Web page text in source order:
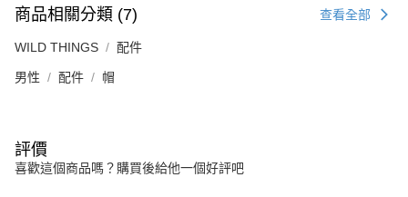
商品相關分類 (7) 查看全部
WILD THINGS 配件
男性 配件 帽
評價
喜歡這個商品嗎？購買後給他一個好評吧